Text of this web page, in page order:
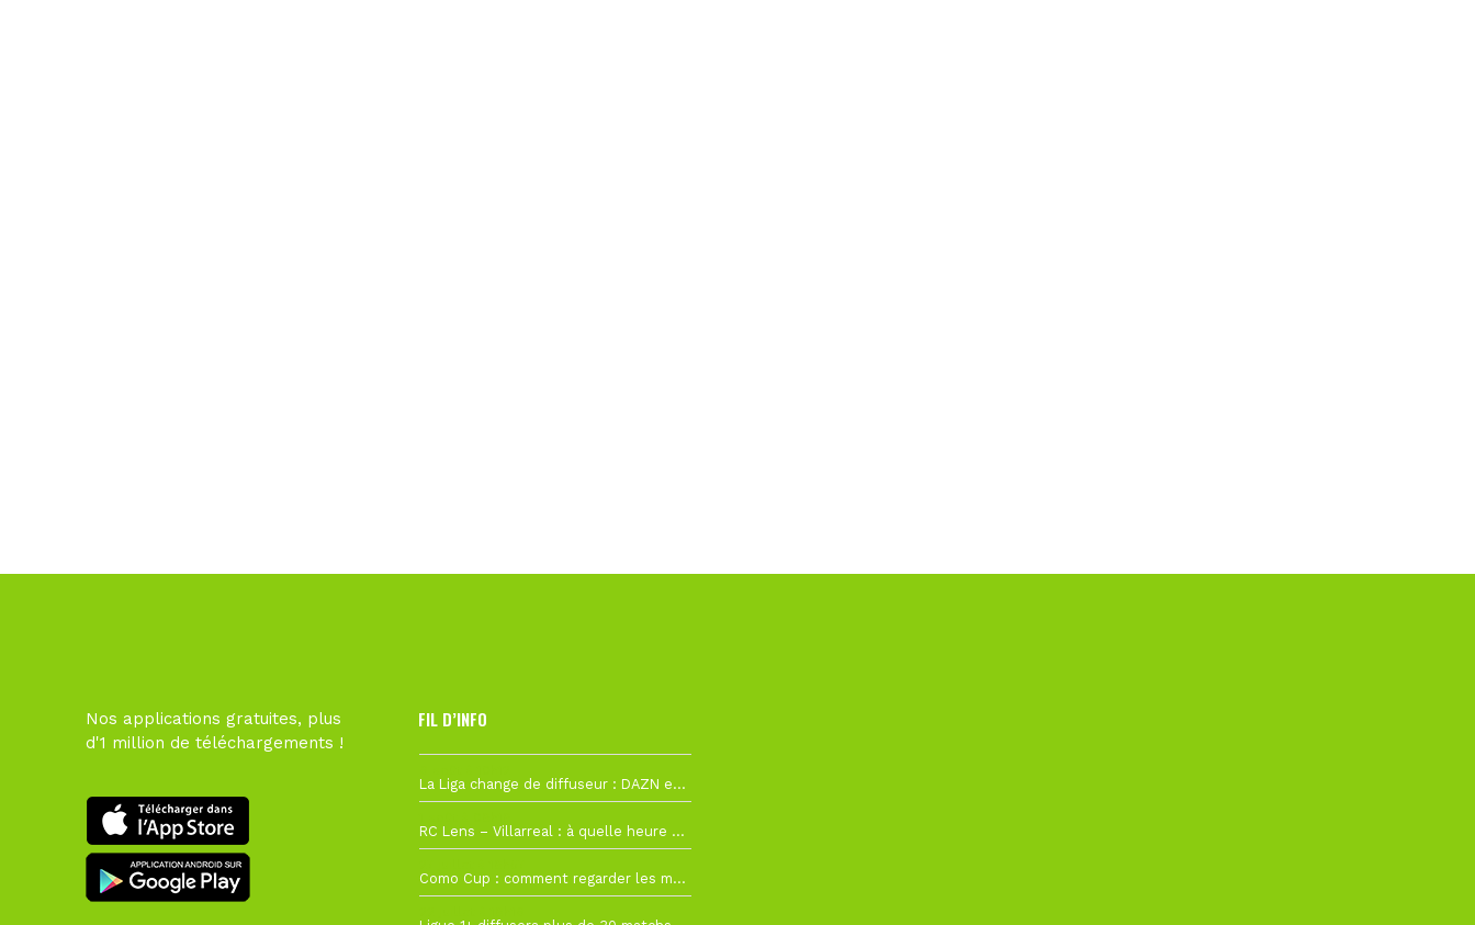
Nos applications gratuites, plus
d'1 million de téléchargements !
FIL D’INFO
La Liga change de diffuseur : DAZN et Disney+ remplacent beIN Sports !
RC Lens – Villarreal : à quelle heure et sur quelle chaîne voir la finale de la Como Cup ?
Como Cup : comment regarder les matchs du RC Lens en direct ?